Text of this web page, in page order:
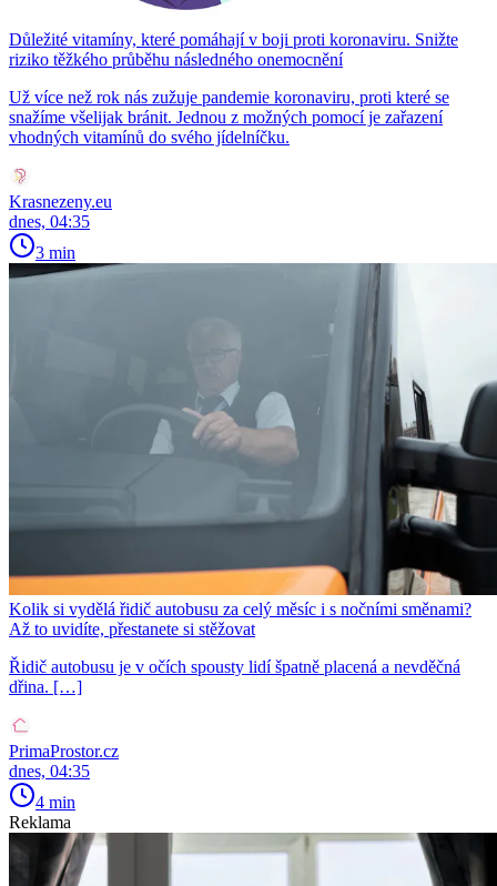
Důležité vitamíny, které pomáhají v boji proti koronaviru. Snižte
riziko těžkého průběhu následného onemocnění
Už více než rok nás zužuje pandemie koronaviru, proti které se
snažíme všelijak bránit. Jednou z možných pomocí je zařazení
vhodných vitamínů do svého jídelníčku.
Krasnezeny.eu
dnes, 04:35
3 min
Kolik si vydělá řidič autobusu za celý měsíc i s nočními směnami?
Až to uvidíte, přestanete si stěžovat
Řidič autobusu je v očích spousty lidí špatně placená a nevděčná
dřina. […]
PrimaProstor.cz
dnes, 04:35
4 min
Reklama